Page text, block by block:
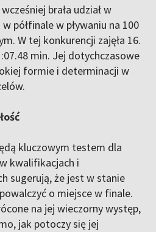
brała udział w
półfinale w pływaniu na 100
W tej konkurencji zajęła 16.
min. Jej dotychczasowe
formie i determinacji w
kluczowym testem dla
kwalifikacjach i
sugerują, że jest w stanie
o miejsce w finale.
na jej wieczorny występ,
jak potoczy się jej